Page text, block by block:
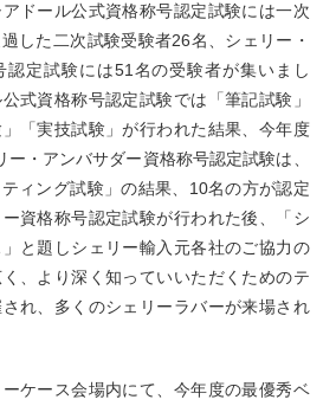
ドール公式資格称号認定試験には一次
した二次試験受験者26名、シェリー・
認定試験には51名の受験者が集いまし
式資格称号認定試験では「筆記試験」
」「実技試験」が行われた結果、今年度
・アンバサダー資格称号認定試験は、
ティング試験」の結果、10名の方が認定
資格称号認定試験が行われた後、「シ
と題しシェリー輸入元各社のご協力の
、より深く知っていいただくためのテ
れ、多くのシェリーラバーが来場され
ケース会場内にて、今年度の最優秀ベ